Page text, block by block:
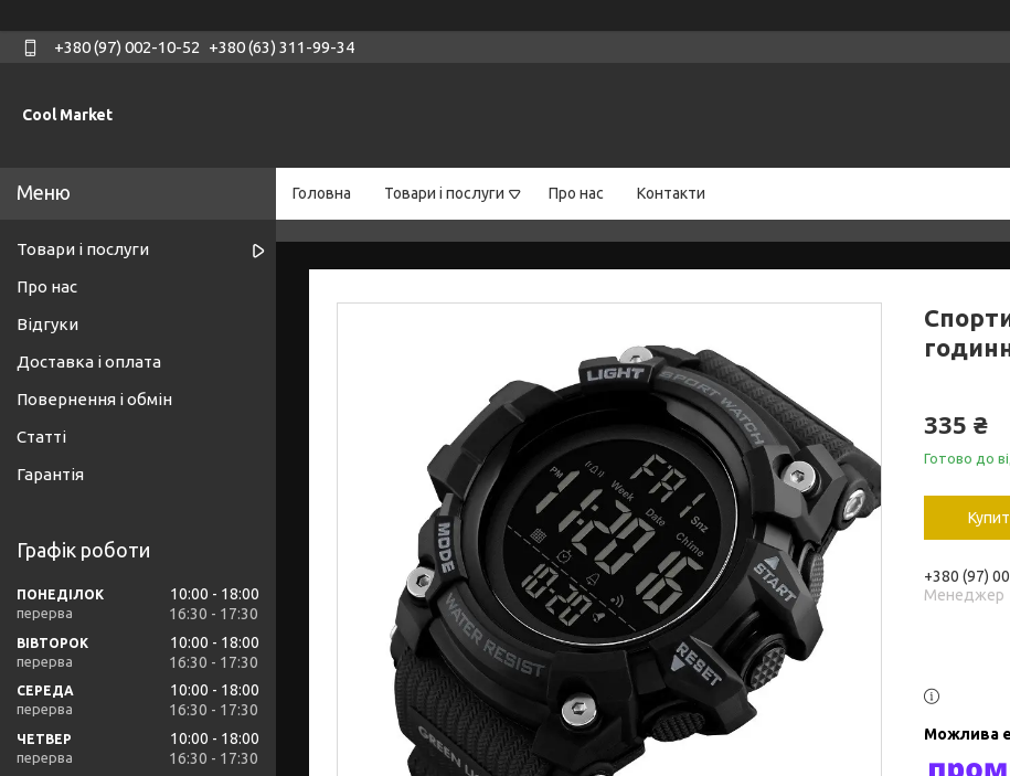
+380 (97) 002-10-52 +380 (63) 311-99-34
Cool Market
Головна Товари і послуги Про нас Контакти
335 ₴
Готово до
+380 (97)
Менеджер
Товари і послуги
Про нас
Відгуки
Доставка і оплата
Повернення і обмін
Статті
Гарантія
Графік роботи
ПОНЕДІЛОК 10:00
18:00
16:30
17:30
ВІВТОРОК 10:00
18:00
16:30
17:30
СЕРЕДА 10:00
18:00
16:30
17:30
ЧЕТВЕР 10:00
18:00
16:30
17:30